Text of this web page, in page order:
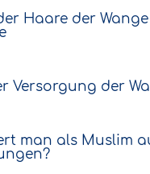
kann auch
gezahlt
zu
Haare der
Versorgung der
man als Muslim